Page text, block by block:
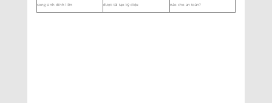
song sinh dính liền được tái tạo kỳ diệu nào cho an toàn?